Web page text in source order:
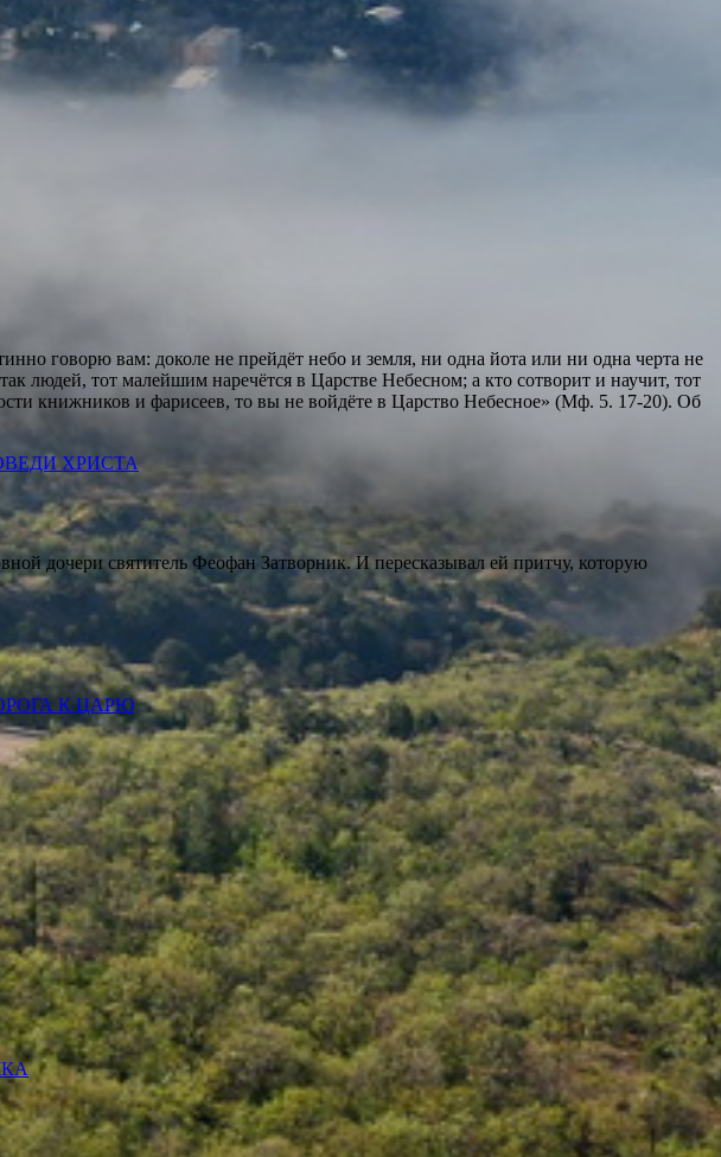
говорю вам: доколе не прейдёт небо и земля, ни одна йота или ни одна черта не
людей, тот малейшим наречётся в Царстве Небесном; а кто сотворит и научит, тот
книжников и фарисеев, то вы не войдёте в Царство Небесное» (Мф. 5. 17-20). Об
ХРИСТА
дочери святитель Феофан Затворник. И пересказывал ей притчу, которую
К ЦАРЮ